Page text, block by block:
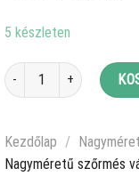
6690 Ft.
5 készleten
Nagyméretű szőrmés
Kezdőlap /
Nagyméretű szőrmés